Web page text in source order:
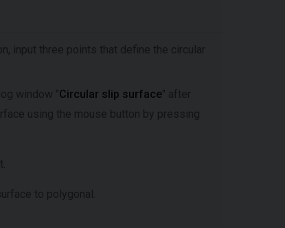
input three points that define the circular
window "Circular slip surface" after
using the mouse button by pressing
to polygonal.